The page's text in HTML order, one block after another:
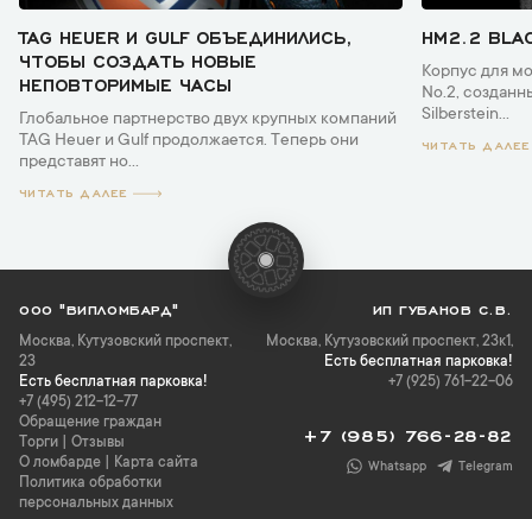
TAG HEUER И GULF ОБЪЕДИНИЛИСЬ,
ЧТОБЫ СОЗДАТЬ НОВЫЕ
НЕПОВТОРИМЫЕ ЧАСЫ
Глобальное партнерство двух крупных компаний
TAG Heuer и Gulf продолжается. Теперь они
представят но...
ЧИТАТЬ ДАЛЕЕ
HM2.2
Корпус для
No.2,
Silberstein...
ЧИТАТЬ ДАЛЕЕ
ООО "ВИПЛОМБАРД"
Москва, Кутузовский проспект,
23
Есть бесплатная парковка!
+7 (495) 212-12-77
Обращение граждан
Торги
Отзывы
О ломбарде
Карта сайта
Политика обработки
персональных данных
ИП ГУБАНОВ С.В.
Москва, Кутузовский проспект, 23к1,
Есть бесплатная парковка!
+7 (925) 761-22-06
+7 (985) 766-28-82
Whatsapp Telegram